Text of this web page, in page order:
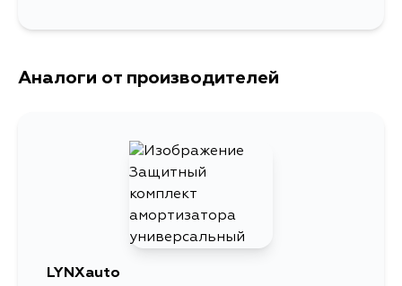
Аналоги от производителей
LYNXauto